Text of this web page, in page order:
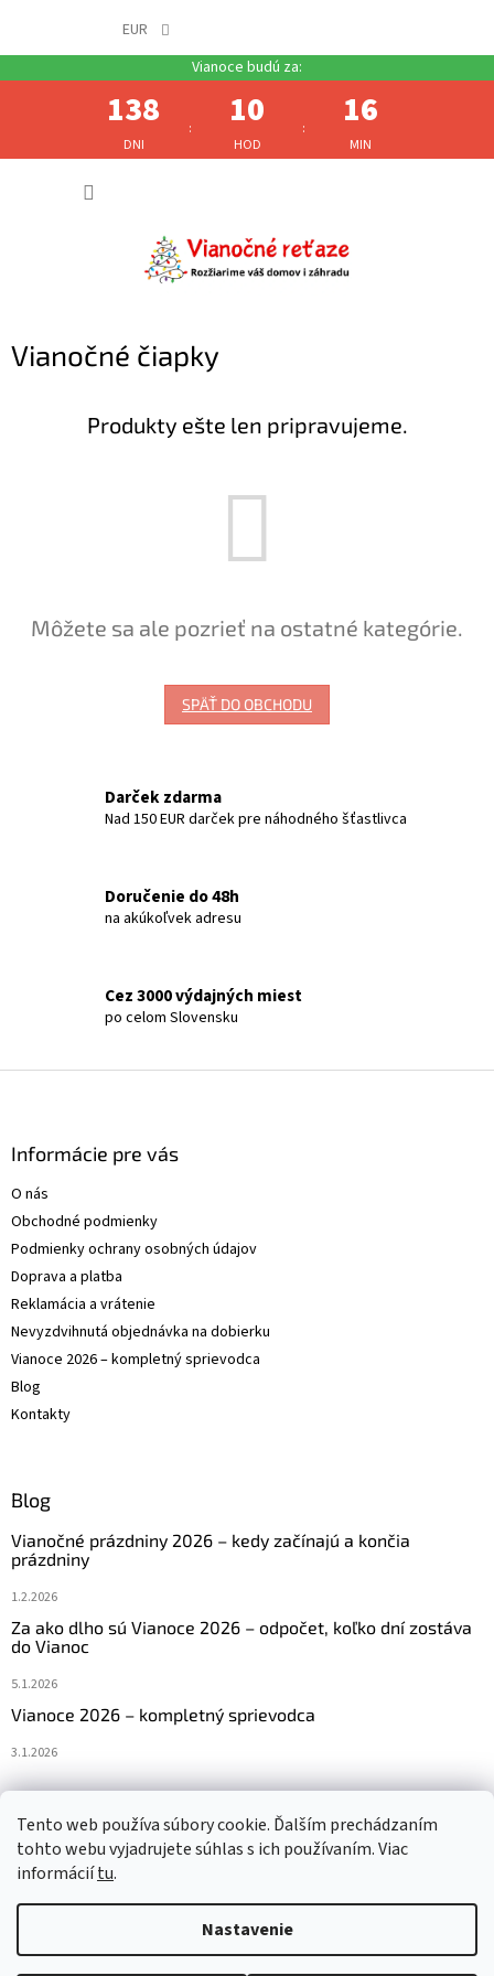
138
DNI
: 10
HOD
: 16
MIN
Tento web používa súbory cookie. Ďalším prechádzaním
tohto webu vyjadrujete súhlas s ich používaním. Viac
informáciítu.
Nastavenie
EUR
Vianočné čiapky
Produkty ešte len pripravujeme.
Môžete sa ale pozrieť na ostatné kategórie.
SPÄŤ DO OBCHODU
Darček zdarma
Nad 150 EUR darček pre náhodného šťastlivca
Doručenie do 48h
na akúkoľvek adresu
Cez 3000 výdajných miest
po celom Slovensku
Informácie pre vás
O nás
Obchodné podmienky
Podmienky ochrany osobných údajov
Doprava a platba
Reklamácia a vrátenie
Nevyzdvihnutá objednávka na dobierku
Vianoce 2026 – kompletný sprievodca
Blog
Kontakty
Blog
Vianočné prázdniny 2026 – kedy začínajú a končia
prázdniny
1.2.2026
Za ako dlho sú Vianoce 2026 – odpočet, koľko dní zostáva
do Vianoc
5.1.2026
Vianoce 2026 – kompletný sprievodca
3.1.2026
Navštívte aj náš český e-shop www.vanocniretezy.cz
Vytvoril Shoptet